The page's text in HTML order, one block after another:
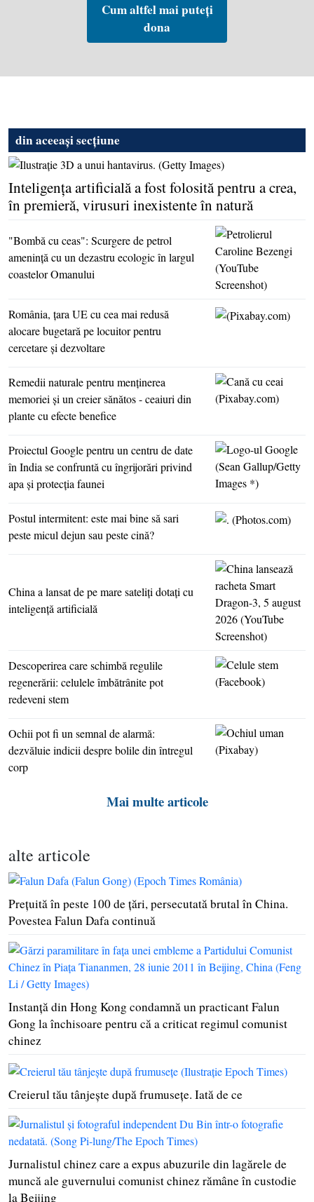
alte articole
Preţuită în peste 100 de ţări, persecutată brutal în China.
Povestea Falun Dafa continuă
Instanţă din Hong Kong condamnă un practicant Falun
Gong la închisoare pentru că a criticat regimul comunist
chinez
Creierul tău tânjeşte după frumuseţe. Iată de ce
Jurnalistul chinez care a expus abuzurile din lagărele de
muncă ale guvernului comunist chinez rămâne în custodie
la Beijing
Cum altfel mai puteți
dona
din aceeași secțiune
Inteligenţa artificială a fost folosită pentru a crea,
în premieră, virusuri inexistente în natură
"Bombă cu ceas": Scurgere de petrol
ameninţă cu un dezastru ecologic în largul
coastelor Omanului
România, ţara UE cu cea mai redusă
alocare bugetară pe locuitor pentru
cercetare şi dezvoltare
Remedii naturale pentru menţinerea
memoriei şi un creier sănătos - ceaiuri din
plante cu efecte benefice
Proiectul Google pentru un centru de date
în India se confruntă cu îngrijorări privind
apa şi protecţia faunei
Postul intermitent: este mai bine să sari
peste micul dejun sau peste cină?
China a lansat de pe mare sateliţi dotaţi cu
inteligenţă artificială
Descoperirea care schimbă regulile
regenerării: celulele îmbătrânite pot
redeveni stem
Ochii pot fi un semnal de alarmă:
dezvăluie indicii despre bolile din întregul
corp
Mai multe articole